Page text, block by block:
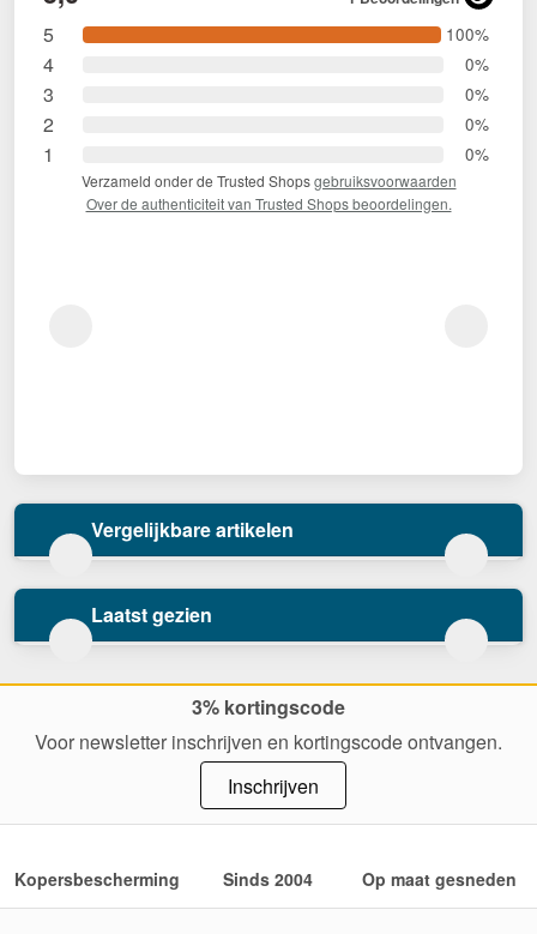
5 100%
4 0%
3 0%
2 0%
1 0%
Verzameld onder de Trusted Shopsgebruiksvoorwaarden
Over de authenticiteit van Trusted Shops beoordelingen.
Vergelijkbare artikelen
Laatst gezien
3% kortingscode
Voor newsletter inschrijven en kortingscode ontvangen.
Inschrijven
Kopersbescherming Sinds 2004 Op maat gesneden